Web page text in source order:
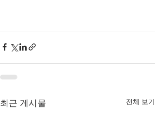
최근 게시물 전체 보기